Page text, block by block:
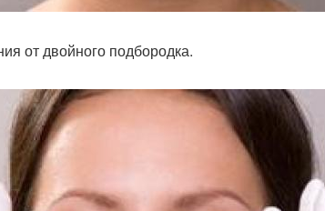
от двойного подбородка.